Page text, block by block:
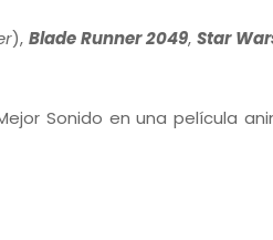
),Blade Runner 2049,Star
Sonido en una película